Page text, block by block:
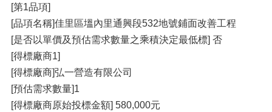
[第1品項]
[品項名稱]佳里區塭內里通興段532地號鋪面改善工程
[是否以單價及預估需求數量之乘積決定最低標] 否
[得標廠商1]
[得標廠商]弘一營造有限公司
[預估需求數量]1
[得標廠商原始投標金額] 580,000元